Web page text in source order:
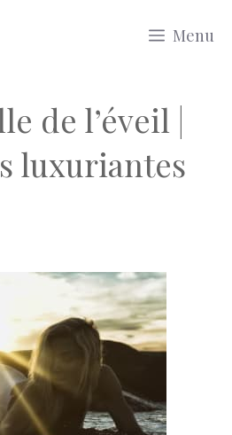
Menu
de l’éveil |
luxuriantes